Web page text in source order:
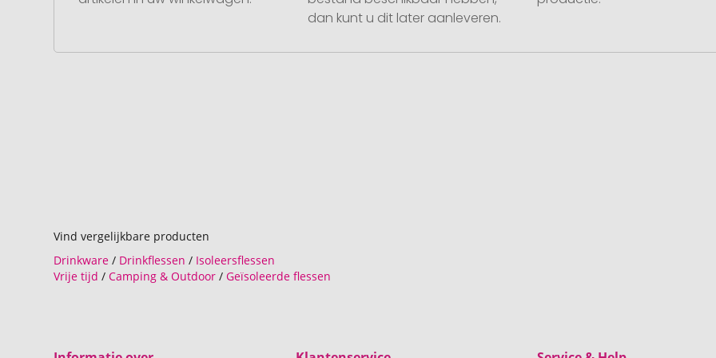
dan kunt u dit later aanleveren.
Vind vergelijkbare producten
Drinkware / Drinkflessen / Isoleersflessen
Vrije tijd /Camping & Outdoor /Geïsoleerde flessen